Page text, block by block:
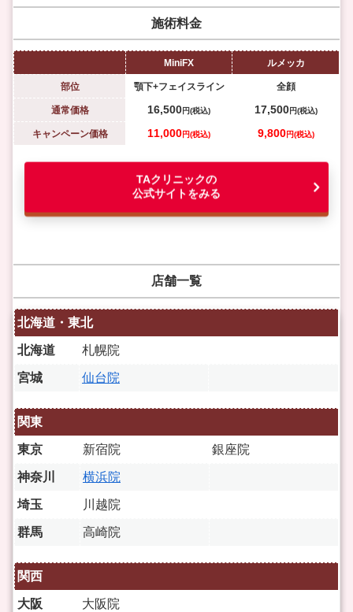
施術料金
MiniFX ルメッカ
部位 顎下+フェイスライン 全顔
通常価格 16,500円(税込) 17,500円(税込)
キャンペーン価格 11,000円(税込) 9,800円(税込)
TAクリニックの
公式サイトをみる
店舗一覧
北海道・東北
北海道 札幌院
宮城 仙台院
関東
東京 新宿院 銀座院
神奈川 横浜院
埼玉 川越院
群馬 高崎院
関西
大阪 大阪院